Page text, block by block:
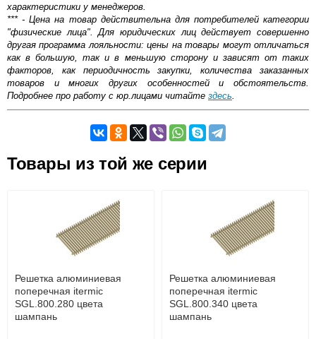
характеристики у менеджеров.
*** - Цена на товар действительна для потребителей категории
"физические лица". Для юридических лиц действует совершенно
другая программа лояльности: цены на товары могут отличаться
как в большую, так и в меньшую сторону и зависят от таких
факторов, как периодичность закупки, количества заказанных
товаров и многих других особенностей и обстоятельств.
Подробнее про работу с юр.лицами читайте здесь.
Оставьте отзыв
Доставка сантехники по Москве и Московской области
Наличный расчёт
Банковской картой на сайте в режиме реального
времени
Банковской картой при получении товара как при
Интернет-деньгами (Yandex-деньги, Web-money,
Qiwi-кошельки и другие).
Безналичный расчёт (возможно и с НДС)
подробнее...
Товары из той же серии
Решетка алюминиевая
поперечная itermic
SGL.800.280 цвета
шампань
Решетка алюминиевая
поперечная itermic
SGL.800.340 цвета
шампань